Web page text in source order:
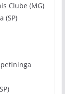
Clube (MG)
(SP)